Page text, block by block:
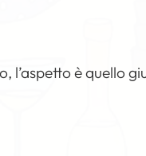
l’aspetto è quello